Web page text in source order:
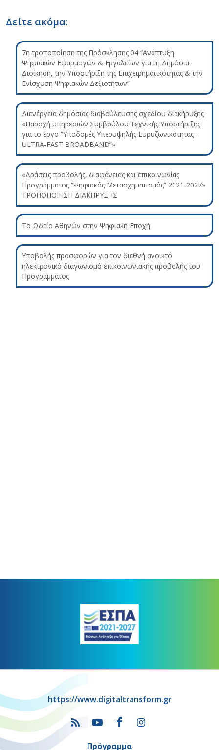
Δείτε ακόμα:
7η τροποποίηση της Πρόσκλησης 04 “Ανάπτυξη
Ψηφιακών Εφαρμογών & Εργαλείων για τη Δημόσια
Διοίκηση, την Υποστήριξη της Επιχειρηματικότητας & την
Ενίσχυση Ψηφιακών Δεξιοτήτων”
Διενέργεια δημόσιας διαβούλευσης σχεδίου διακήρυξης
«Παροχή υπηρεσιών Συμβούλου Τεχνικής Υποστήριξης
για το έργο “Υποδομές Υπερυψηλής Ευρυζωνικότητας –
ULTRA-FAST BROADBAND”»
«Δράσεις προβολής, διαφάνειας και επικοινωνίας
Προγράμματος “Ψηφιακός Μετασχηματισμός” 2021-2027»
ΤΡΟΠΟΠΟΙΗΣΗ ΔΙΑΚΗΡΥΞΗΣ
Το Ωδείο Αθηνών στην Ψηφιακή Εποχή
Υποβολής προσφορών για τον διεθνή ανοικτό
ηλεκτρονικό διαγωνισμό επικοινωνιακής προβολής του
Προγράμματος
https://www.digitaltransform.gr
Πρόγραμμα